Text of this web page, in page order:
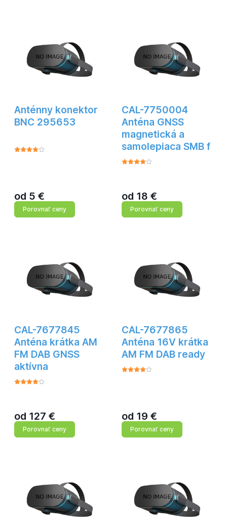
Anténny konektor
BNC 295653
od 5 €
Porovnať ceny
CAL-7750004
Anténa GNSS
magnetická a
samolepiaca SMB f
od 18 €
Porovnať ceny
CAL-7677845
Anténa krátka AM
FM DAB GNSS
aktívna
od 127 €
Porovnať ceny
CAL-7677865
Anténa 16V krátka
AM FM DAB ready
od 19 €
Porovnať ceny